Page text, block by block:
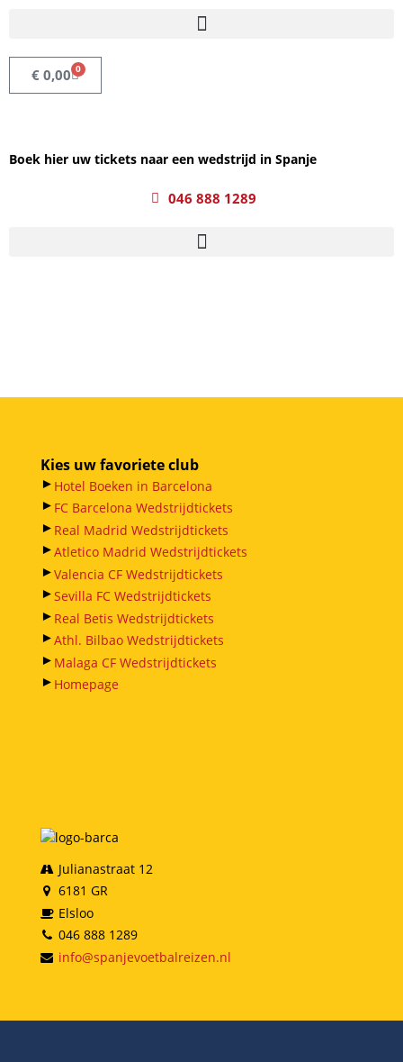
€ 0,00 0
Boek hier uw tickets naar een wedstrijd in Spanje
046 888 1289
Kies uw favoriete club
► Hotel Boeken in Barcelona
► FC Barcelona Wedstrijdtickets
► Real Madrid Wedstrijdtickets
►Atletico Madrid Wedstrijdtickets
►Valencia CF Wedstrijdtickets
►Sevilla FC Wedstrijdtickets
► Real Betis Wedstrijdtickets
►Athl. Bilbao Wedstrijdtickets
► Malaga CF Wedstrijdtickets
► Homepage
Julianastraat 12
6181 GR
Elsloo
046 888 1289
info@spanjevoetbalreizen.nl